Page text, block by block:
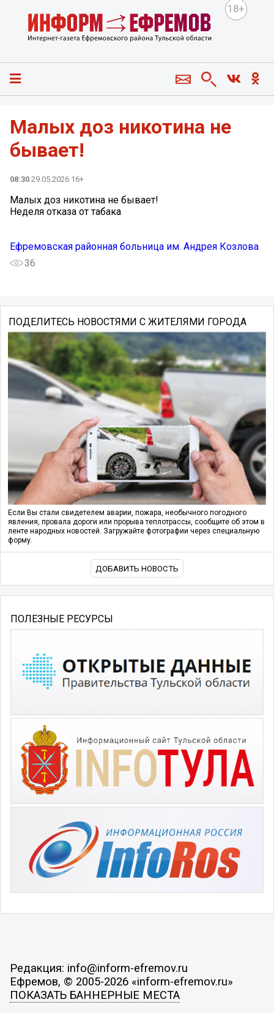
18+
Малых доз никотина не
бывает!
08:30 29.05.2026 16+
Малых доз никотина не бывает!
Неделя отказа от табака
Ефремовская районная больница им. Андрея Козлова
36
ПОДЕЛИТЕСЬ НОВОСТЯМИ С ЖИТЕЛЯМИ ГОРОДА
Если Вы стали свидетелем аварии, пожара, необычного погодного
явления, провала дороги или прорыва теплотрассы, сообщите об этом в
ленте народных новостей. Загружайте фотографии через специальную
форму.
ДОБАВИТЬ НОВОСТЬ
ПОЛЕЗНЫЕ РЕСУРСЫ
Редакция: info@inform-efremov.ru
Ефремов, © 2005-2026 «inform-efremov.ru»
ПОКАЗАТЬ БАННЕРНЫЕ МЕСТА